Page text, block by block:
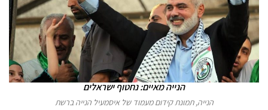
הנייה מאיים: נחטוף ישראלים
הנייה, תמונת קידום מעמוד של איסמעיל הנייה ברשת